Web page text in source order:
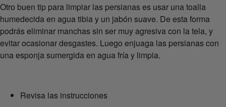
Otro buen tip para limpiar las persianas es usar una toalla
humedecida en agua tibia y un jabón suave. De esta forma
podrás eliminar manchas sin ser muy agresiva con la tela, y
evitar ocasionar desgastes. Luego enjuaga las persianas con
una esponja sumergida en agua fría y limpia.
Revisa las instrucciones